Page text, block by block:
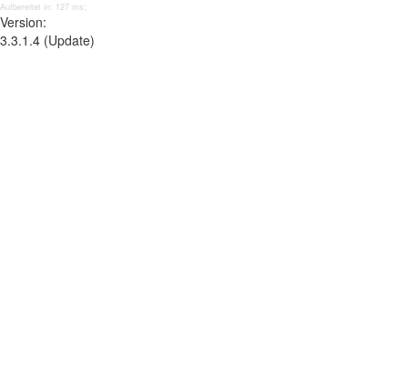
Aufbereitet in: 127 ms;
Version:
3.3.1.4 (Update)